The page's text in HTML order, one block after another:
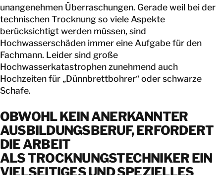
unangenehmen Überraschungen. Gerade weil bei der
technischen Trocknung so viele Aspekte
berücksichtigt werden müssen, sind
Hochwasserschäden immer eine Aufgabe für den
Fachmann. Leider sind große
Hochwasserkatastrophen zunehmend auch
Hochzeiten für „Dünnbrettbohrer“ oder schwarze
Schafe.
OBWOHL KEIN ANERKANNTER
AUSBILDUNGSBERUF, ERFORDERT
DIE ARBEIT
ALS TROCKNUNGSTECHNIKER EIN
VIELSEITIGES UND SPEZIELLES